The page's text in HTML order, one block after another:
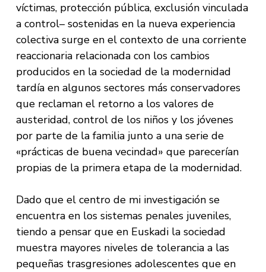
víctimas, protección pública, exclusión vinculada
a control– sostenidas en la nueva experiencia
colectiva surge en el contexto de una corriente
reaccionaria relacionada con los cambios
producidos en la sociedad de la modernidad
tardía en algunos sectores más conservadores
que reclaman el retorno a los valores de
austeridad, control de los niños y los jóvenes
por parte de la familia junto a una serie de
«prácticas de buena vecindad» que parecerían
propias de la primera etapa de la modernidad.
Dado que el centro de mi investigación se
encuentra en los sistemas penales juveniles,
tiendo a pensar que en Euskadi la sociedad
muestra mayores niveles de tolerancia a las
pequeñas trasgresiones adolescentes que en